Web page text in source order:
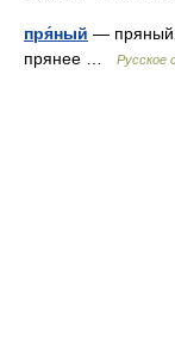
пря́ный — пряный,
прянее …
Русское